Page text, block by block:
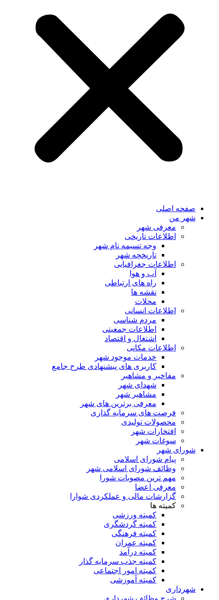
صفحه اصلی
شهر من
معرفی شهر
اطلاعات تاریخی
وجه تسیمه نام شهر
تاریخچه شهر
اطلاعات جغرافیایی
آب و هوا
راه های ارتباطی
نقشه ها
محلات
اطلاعات انسانی
مردم شناسی
اطلاعات جمعیتی
اشتغال و اقتصاد
اطلاعات مکانی
خدمات موجود شهر
کاربری های پیشنهادی طرح جامع
مفاخیر و مشاهیر
شهدای شهر
مشاهیر شهر
معرفی برترین های شهر
فرصت های سرمایه گذاری
محصولات تولیدی
افتخارات شهر
سوغات شهر
شورای شهر
پیام شورای اسلامی
وظائف شورای اسلامی شهر
مهم ترین مصوبات شورا
معرفی اعضا
گزارشات مالی و عملکردی شوارا
کمیته ها
کمیته ورزشی
کمیته گردشگری
کمیته فرهنگی
کمیته عمران
کمیته درآمد
کمیته جذب سرمایه گذار
کمیته امور اجتماعی
کمیته آموزشی
شهرداری